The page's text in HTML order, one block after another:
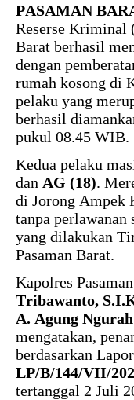
PASAMAN
Reserse Kriminal
Barat berhasil
dengan
rumah kosong di
pelaku yang
berhasil
pukul 08.45 WIB.
Kedua pelaku
dan AG (18).
di Jorong Ampek
tanpa
yang dilakukan
Pasaman Barat.
Kapolres
Tribawanto,
A. Agung
mengatakan,
berdasarkan
LP/B/144/VII/
tertanggal 2 Juli